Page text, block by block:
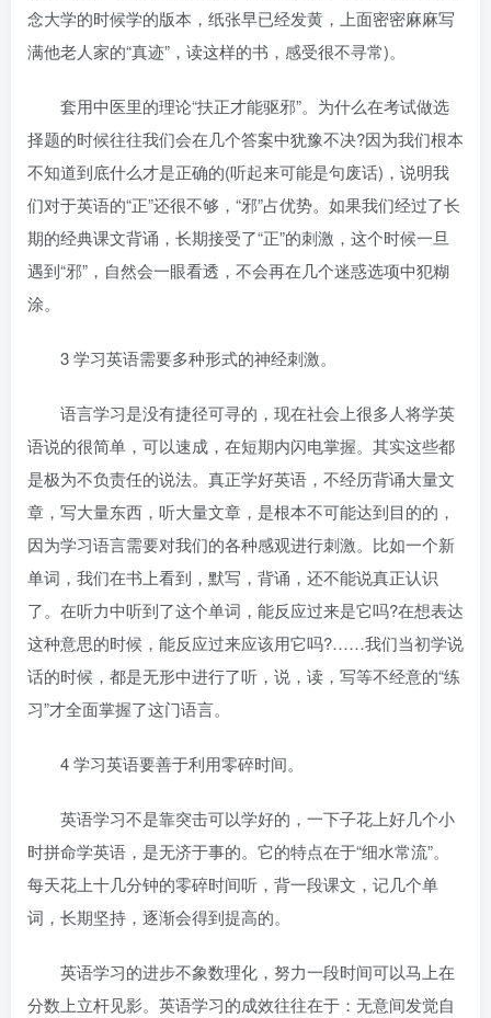
念大学的时候学的版本，纸张早已经发黄，上面密密麻麻写
满他老人家的“真迹”，读这样的书，感受很不寻常)。
套用中医里的理论“扶正才能驱邪”。为什么在考试做选
择题的时候往往我们会在几个答案中犹豫不决?因为我们根本
不知道到底什么才是正确的(听起来可能是句废话)，说明我
们对于英语的“正”还很不够，“邪”占优势。如果我们经过了长
期的经典课文背诵，长期接受了“正”的刺激，这个时候一旦
遇到“邪”，自然会一眼看透，不会再在几个迷惑选项中犯糊
涂。
3 学习英语需要多种形式的神经刺激。
语言学习是没有捷径可寻的，现在社会上很多人将学英
语说的很简单，可以速成，在短期内闪电掌握。其实这些都
是极为不负责任的说法。真正学好英语，不经历背诵大量文
章，写大量东西，听大量文章，是根本不可能达到目的的，
因为学习语言需要对我们的各种感观进行刺激。比如一个新
单词，我们在书上看到，默写，背诵，还不能说真正认识
了。在听力中听到了这个单词，能反应过来是它吗?在想表达
这种意思的时候，能反应过来应该用它吗?……我们当初学说
话的时候，都是无形中进行了听，说，读，写等不经意的“练
习”才全面掌握了这门语言。
4 学习英语要善于利用零碎时间。
英语学习不是靠突击可以学好的，一下子花上好几个小
时拼命学英语，是无济于事的。它的特点在于“细水常流”。
每天花上十几分钟的零碎时间听，背一段课文，记几个单
词，长期坚持，逐渐会得到提高的。
英语学习的进步不象数理化，努力一段时间可以马上在
分数上立杆见影。英语学习的成效往往在于：无意间发觉自